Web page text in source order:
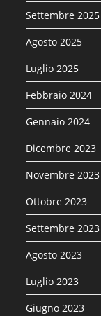
Settembre 2025
Agosto 2025
Luglio 2025
Febbraio 2024
Gennaio 2024
Dicembre 2023
Novembre 2023
Ottobre 2023
Settembre 2023
Agosto 2023
Luglio 2023
Giugno 2023